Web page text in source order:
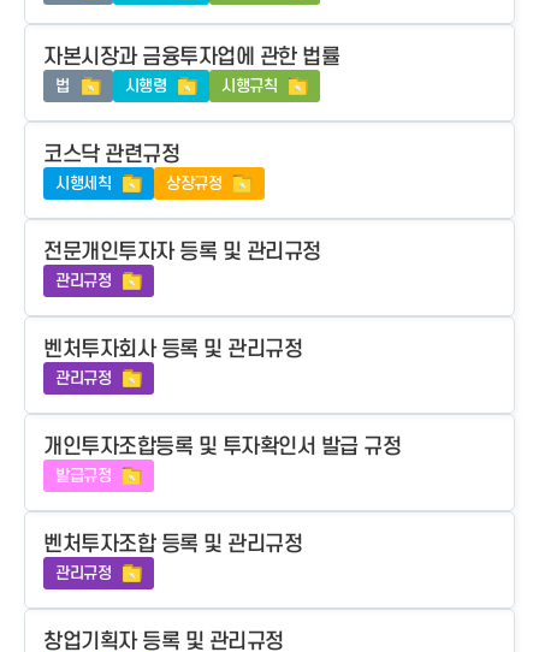
자본시장과 금융투자업에 관한 법률
법 시행령 시행규칙
코스닥 관련규정
시행세칙 상장규정
전문개인투자자 등록 및 관리규정
관리규정
벤처투자회사 등록 및 관리규정
관리규정
개인투자조합등록 및 투자확인서 발급 규정
발급규정
벤처투자조합 등록 및 관리규정
관리규정
창업기획자 등록 및 관리규정